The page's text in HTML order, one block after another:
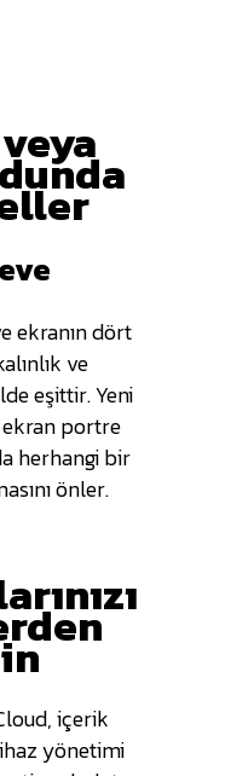
ekranın dört
ve
eşittir. Yeni
ekran portre
herhangi bir
önler.
içerik
yönetimi